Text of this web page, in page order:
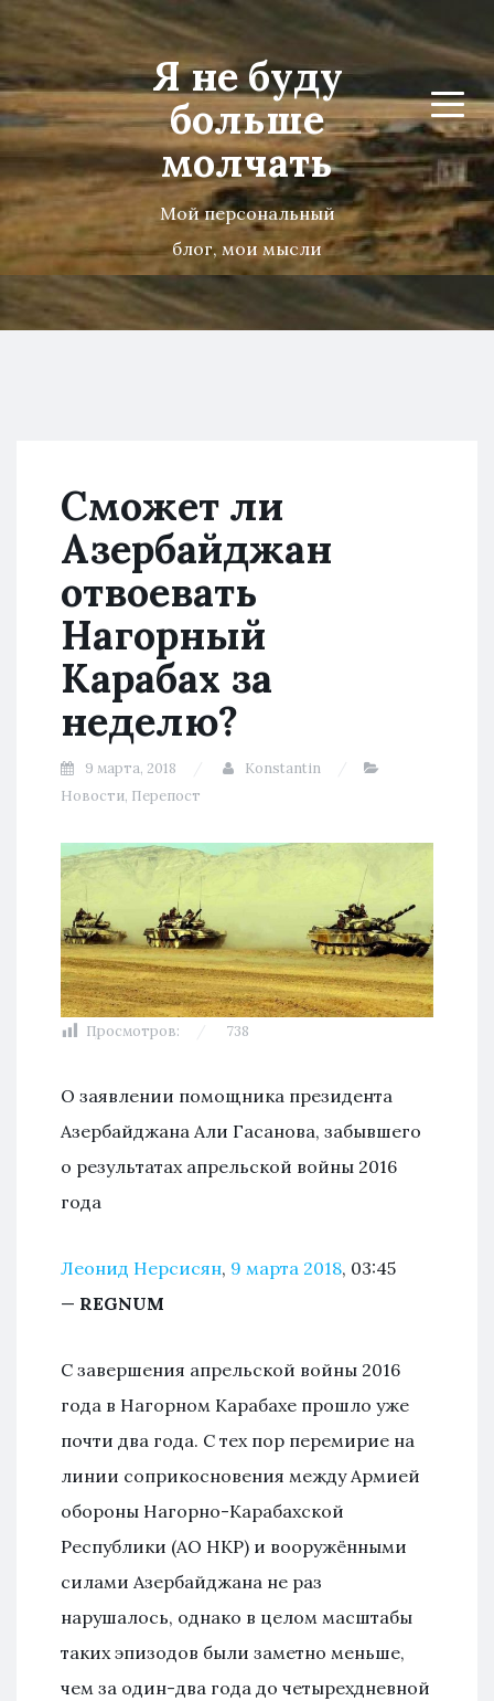
Я не буду
больше
молчать
Мой персональный
блог, мои мысли
Menu
Сможет ли
Азербайджан
отвоевать
Нагорный
Карабах за
неделю?
9 марта, 2018
Konstantin
Новости, Перепост
Просмотров: 738
О заявлении помощника президента
Азербайджана Али Гасанова, забывшего
о результатах апрельской войны 2016
года
Леонид Нерсисян, 9 марта 2018, 03:45
— REGNUM
С завершения апрельской войны 2016
года в Нагорном Карабахе прошло уже
почти два года. С тех пор перемирие на
линии соприкосновения между Армией
обороны Нагорно-Карабахской
Республики (АО НКР) и вооружёнными
силами Азербайджана не раз
нарушалось, однако в целом масштабы
таких эпизодов были заметно меньше,
чем за один-два года до четырехдневной